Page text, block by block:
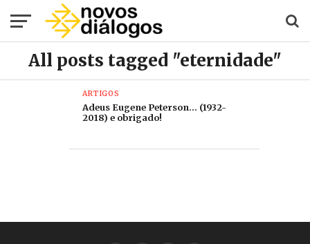
All posts tagged "eternidade"
ARTIGOS
Adeus Eugene Peterson… (1932-
2018) e obrigado!